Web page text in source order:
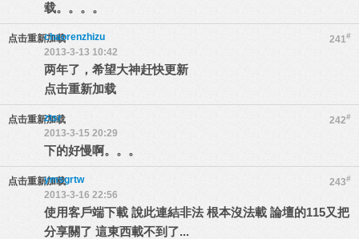
载。。。。
点击重新加载 241#
chaorenzhizu
2013-3-13 10:42
两年了，希望大神赶快更新
点击重新加载
点击重新加载 242#
ztsr
2013-3-15 20:29
下的好慢啊。。。
点击重新加载 243#
ymsgrtw
2013-3-16 22:56
使用客戶端下載 說此連結非法 根本沒法載 論壇的115又把
分享關了 這東西載不到了...